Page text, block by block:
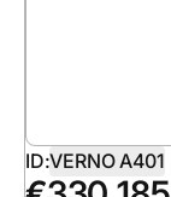
ID:VERNO A401